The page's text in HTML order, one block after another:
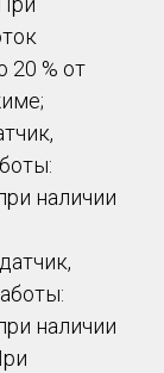
20 % от
наличии
наличии